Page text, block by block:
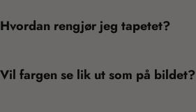
Hvordan rengjør jeg tapetet?
Vil fargen se lik ut som på bildet?